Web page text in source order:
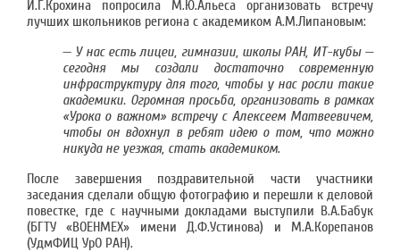
И.Г.Крохина попросила М.Ю.Альеса организовать встречу
лучших школьников региона с академиком А.М.Липановым:
— У нас есть лицеи, гимназии, школы РАН, ИТ-кубы —
сегодня мы создали достаточно современную
инфраструктуру для того, чтобы у нас росли такие
академики. Огромная просьба, организовать в рамках
«Урока о важном» встречу с Алексеем Матвеевичем,
чтобы он вдохнул в ребят идею о том, что можно
никуда не уезжая, стать академиком.
После завершения поздравительной части участники
заседания сделали общую фотографию и перешли к деловой
повестке, где с научными докладами выступили В.А.Бабук
(БГТУ «ВОЕНМЕХ» имени Д.Ф.Устинова) и М.А.Корепанов
(УдмФИЦ УрО РАН).